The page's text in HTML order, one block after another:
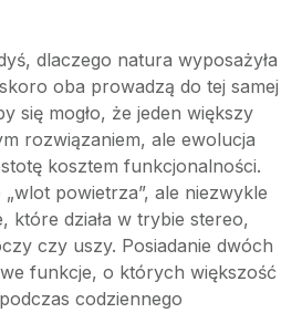
dlaczego natura wyposażyła
oba prowadzą do tej samej
się mogło, że jeden większy
rozwiązaniem, ale ewolucja
kosztem funkcjonalności.
powietrza”, ale niezwykle
które działa w trybie stereo,
czy uszy. Posiadanie dwóch
funkcje, o których większość
codziennego